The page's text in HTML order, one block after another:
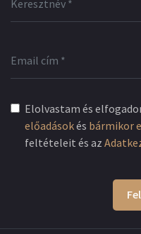
Elolvastam és
előadásokés bármikor
feltételeit és az